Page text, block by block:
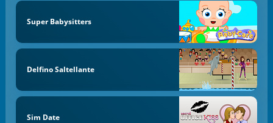
Super Babysitters
Delfino Saltellante
Sim Date